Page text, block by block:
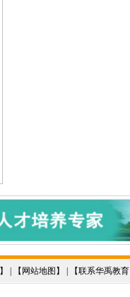
】 | 【 网站地图 】 | 【联系华禹教育